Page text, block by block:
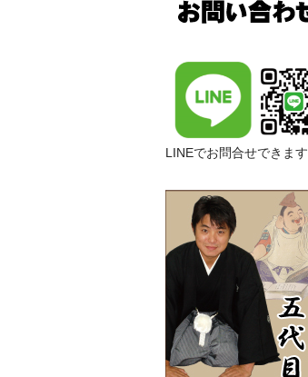
LINEでお問合せできます